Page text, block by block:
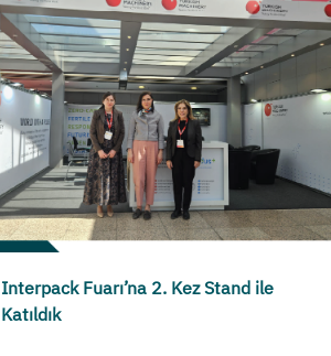
Interpack Fuarı’na 2. Kez Stand ile
Katıldık